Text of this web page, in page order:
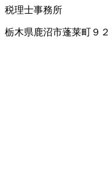
税理士事務所
栃木県鹿沼市蓬莱町９２